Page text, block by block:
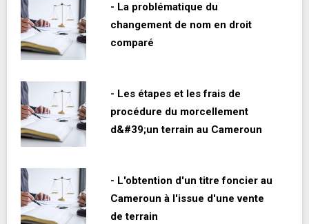
- La problématique du
changement de nom en droit
comparé
- Les étapes et les frais de
procédure du morcellement
d&#39;un terrain au Cameroun
- L'obtention d'un titre foncier au
Cameroun à l'issue d'une vente
de terrain